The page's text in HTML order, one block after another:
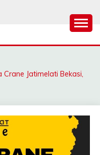
|
CRANE |
Jatimelati Bekasi,